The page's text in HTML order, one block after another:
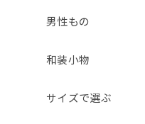
男性もの
和装小物
サイズで選ぶ